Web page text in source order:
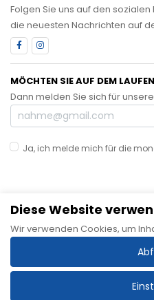
Folgen Sie uns auf den
die neuesten Nachrichten auf
MÖCHTEN SIE AUF DEM
Dann melden Sie sich für
Ja, ich melde mich für die
Allgemeine
Haftungsausschluss
Diese Website